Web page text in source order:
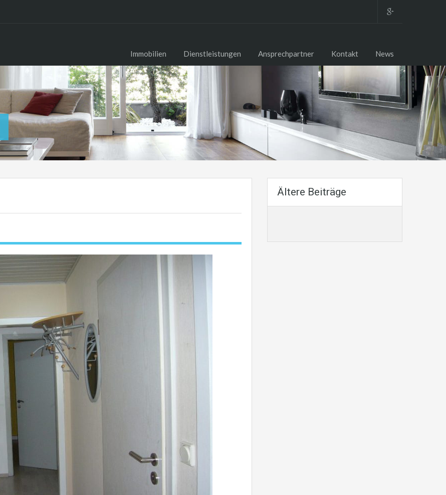
Immobilien Dienstleistungen Ansprechpartner Kontakt News
Ältere Beiträge